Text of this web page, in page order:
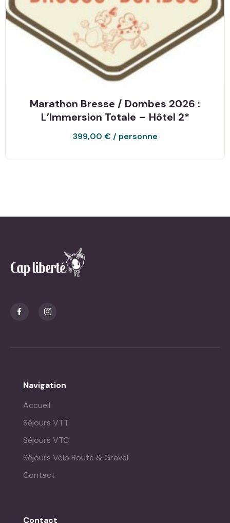
Marathon Bresse / Dombes 2026 :
L’Immersion Totale – Hôtel 2*
399,00 €
Navigation
Accueil
Séjours VTT
Séjours VTC
Séjours Vélo Route & Gravel
Contact
Contact